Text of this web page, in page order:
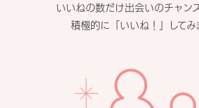
いいねの数だけ出会いのチャン
積極的に「いいね！」してみ